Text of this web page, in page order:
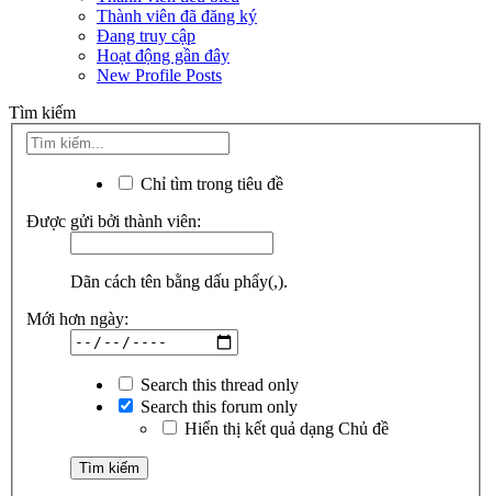
Thành viên đã đăng ký
Đang truy cập
Hoạt động gần đây
New Profile Posts
Tìm kiếm
Chỉ tìm trong tiêu đề
Được gửi bởi thành viên:
Dãn cách tên bằng dấu phẩy(,).
Mới hơn ngày:
Search this thread only
Search this forum only
Hiển thị kết quả dạng Chủ đề